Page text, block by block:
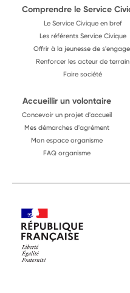
Comprendre le Service
Le Service Civique en bref
Les référents Service Civique
Offrir à la jeunesse de
Renforcer les acteur de terrain
Faire société
Accueillir un volontaire
Concevoir un projet d'accueil
Mes démarches d'agrément
Mon espace organisme
FAQ organisme